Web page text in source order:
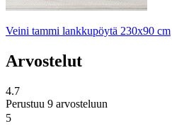
Veini tammi lankkupöytä 230x90 cm
Arvostelut
4.7
Perustuu 9 arvosteluun
5